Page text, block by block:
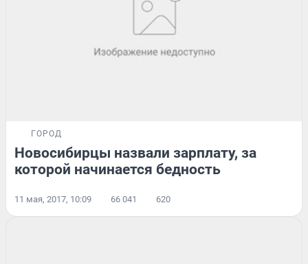
ГОРОД
Новосибирцы назвали зарплату, за
которой начинается бедность
11 мая, 2017, 10:09 66 041 620